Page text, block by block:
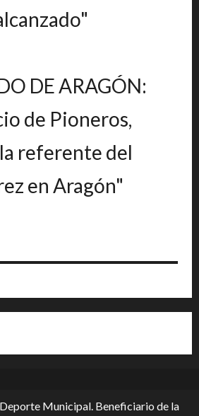
DE ARAGÓN:
de Pioneros,
referente del
en Aragón"
Municipal. Beneficiario de la